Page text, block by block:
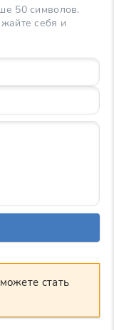
50 символов.
себя и
стать